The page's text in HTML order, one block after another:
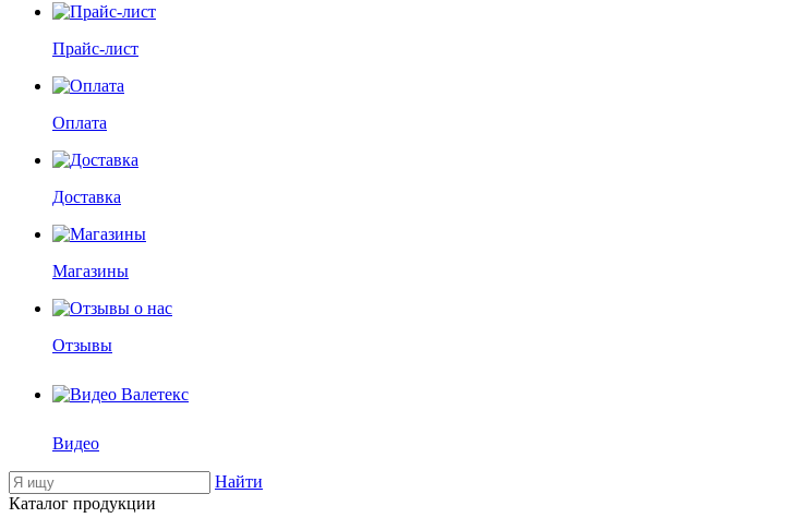
Прайс-лист
Оплата
Доставка
Магазины
Отзывы
Видео
Найти
Каталог продукции